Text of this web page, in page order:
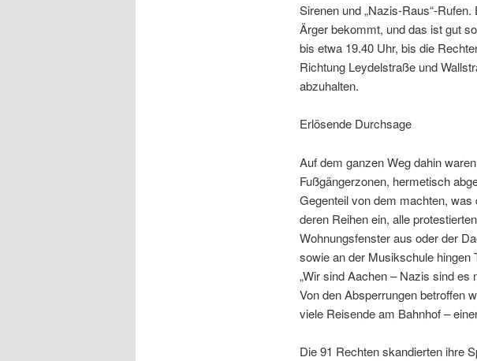
Sirenen und „Nazis-Raus“-
Ärger bekommt, und das ist gut
bis etwa 19.40 Uhr, bis die
Richtung Leydelstraße und
abzuhalten.
Erlösende Durchsage
Auf dem ganzen Weg dahin
Fußgängerzonen, hermetisch
Gegenteil von dem machten, was
deren Reihen ein, alle
Wohnungsfenster aus oder der
sowie an der Musikschule hingen
„Wir sind Aachen – Nazis sind es
Von den Absperrungen betroffen
viele Reisende am Bahnhof –
Die 91 Rechten skandierten ihre